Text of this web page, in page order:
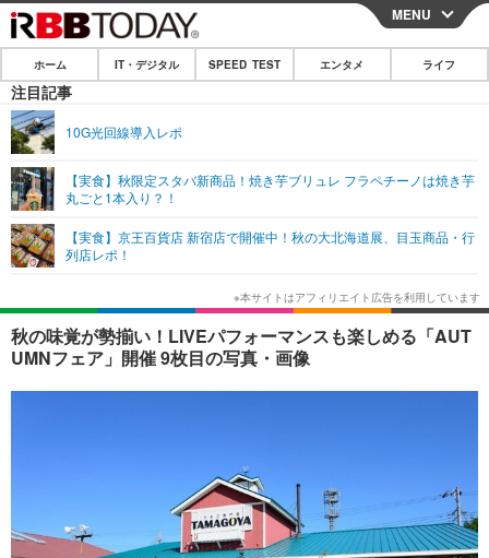
CLOSE
ホーム
IT・デジタル
ネタ
ショッピング その他
SPEED TEST
エンタメ
エンタメTOP
韓国・芸能
音楽 スポーツ
ライフ
ライフTOP グルメ
ペット ショッピング
その他
リリース一覧
プッシュ通知の停止方法
MENU
ホーム IT・デジタル SPEED TEST エンタメ ライフ
注目記事
10G光回線導入レポ
【実食】秋限定スタバ新商品！焼き芋ブリュレ フラペチーノは焼き芋
丸ごと1本入り？！
【実食】京王百貨店 新宿店で開催中！秋の大北海道展、目玉商品・行
列店レポ！
秋の味覚が勢揃い！LIVEパフォーマンスも楽しめる「AUT
UMNフェア」開催 9枚目の写真・画像